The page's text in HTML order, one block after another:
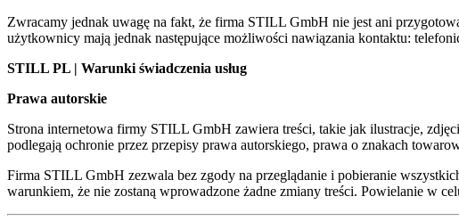
Zwracamy jednak uwagę na fakt, że firma STILL GmbH nie jest ani
użytkownicy mają jednak następujące możliwości nawiązania kontaktu:
STILL PL | Warunki świadczenia usług
Prawa autorskie
Strona internetowa firmy STILL GmbH zawiera treści, takie jak ilustracje,
podlegają ochronie przez przepisy prawa autorskiego, prawa o znakach
Firma STILL GmbH zezwala bez zgody na przeglądanie i pobieranie
warunkiem, że nie zostaną wprowadzone żadne zmiany treści. Powielanie w